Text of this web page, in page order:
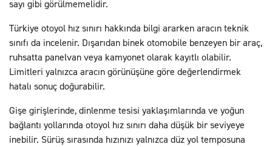
sayı gibi görülmemelidir.
Türkiye otoyol hız sınırı hakkında bilgi ararken aracın teknik
sınıfı da incelenir. Dışarıdan binek otomobile benzeyen bir araç,
ruhsatta panelvan veya kamyonet olarak kayıtlı olabilir.
Limitleri yalnızca aracın görünüşüne göre değerlendirmek
hatalı sonuç doğurabilir.
Gişe girişlerinde, dinlenme tesisi yaklaşımlarında ve yoğun
bağlantı yollarında otoyol hız sınırı daha düşük bir seviyeye
inebilir. Sürüş sırasında hızınızı yalnızca düz yol temposuna